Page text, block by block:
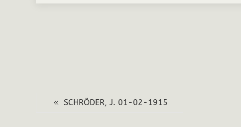
SCHRÖDER, J. 01-02-1915